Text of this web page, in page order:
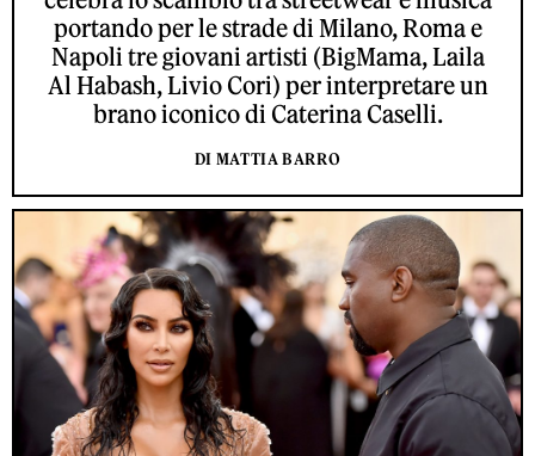
portando per le strade di Milano, Roma e
Napoli tre giovani artisti (BigMama, Laila
Al Habash, Livio Cori) per interpretare un
brano iconico di Caterina Caselli.
DI MATTIA BARRO